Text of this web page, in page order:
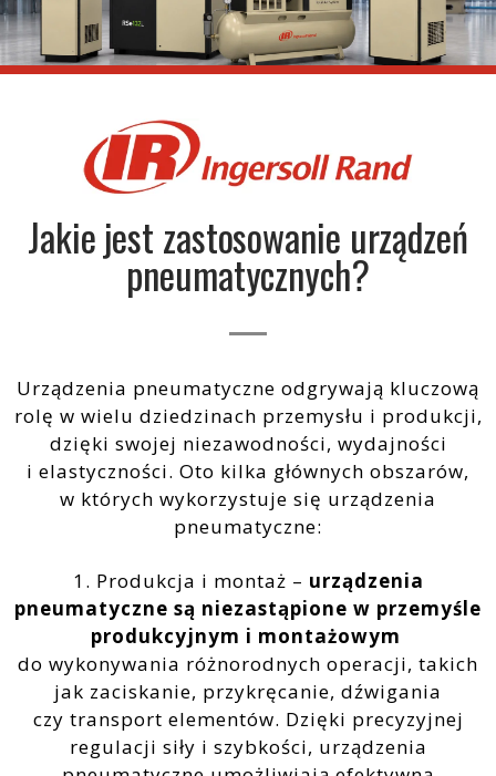
Jakie jest zastosowanie urządzeń
pneumatycznych?
Urządzenia pneumatyczne odgrywają kluczową
rolę w wielu dziedzinach przemysłu i produkcji,
dzięki swojej niezawodności, wydajności
i elastyczności. Oto kilka głównych obszarów,
w których wykorzystuje się urządzenia
pneumatyczne:
1. Produkcja i montaż – urządzenia
pneumatyczne są niezastąpione w przemyśle
produkcyjnym i montażowym
do wykonywania różnorodnych operacji, takich
jak zaciskanie, przykręcanie, dźwigania
czy transport elementów. Dzięki precyzyjnej
regulacji siły i szybkości, urządzenia